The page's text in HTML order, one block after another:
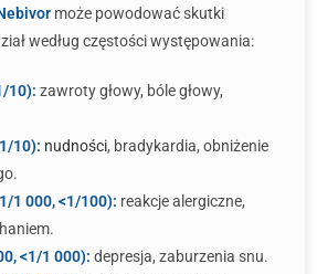
może powodować skutki
według częstości występowania:
10): zawroty głowy, bóle głowy,
10): nudności, bradykardia, obniżenie
1 000, <1/100): reakcje alergiczne,
<1/1 000): depresja, zaburzenia snu.